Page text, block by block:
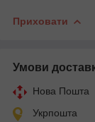
Приховати
Умови
Нова Пошта
Укрпошта